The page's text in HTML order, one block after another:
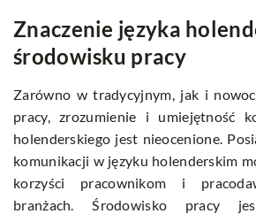
Znaczenie języka
środowisku pracy
Zarówno w tradycyjnym, jak i
pracy, zrozumienie i umiejętność
holenderskiego jest nieocenione.
komunikacji w języku holenderskim
korzyści pracownikom i
branżach. Środowisko pracy